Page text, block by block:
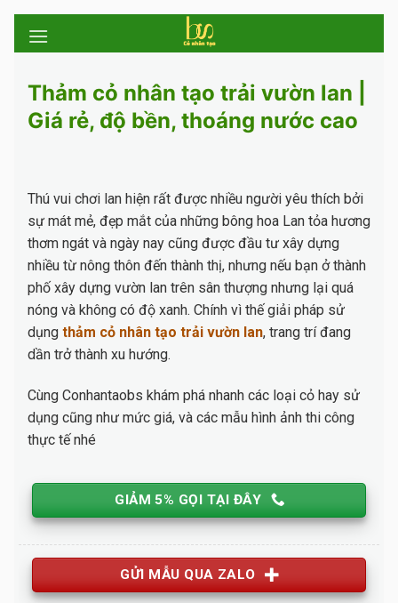
Thảm cỏ nhân tạo trải vườn lan |
Giá rẻ, độ bền, thoáng nước cao
Thú vui chơi lan hiện rất được nhiều người yêu thích bởi
sự mát mẻ, đẹp mắt của những bông hoa Lan tỏa hương
thơm ngát và ngày nay cũng được đầu tư xây dựng
nhiều từ nông thôn đến thành thị, nhưng nếu bạn ở thành
phố xây dựng vườn lan trên sân thượng nhưng lại quá
nóng và không có độ xanh. Chính vì thế giải pháp sử
dụng thảm cỏ nhân tạo trải vườn lan, trang trí đang
dần trở thành xu hướng.
Cùng Conhantaobs khám phá nhanh các loại cỏ hay sử
dụng cũng như mức giá, và các mẫu hình ảnh thi công
thực tế nhé
GIẢM 5% GỌI TẠI ĐÂY
GỬI MẪU QUA ZALO